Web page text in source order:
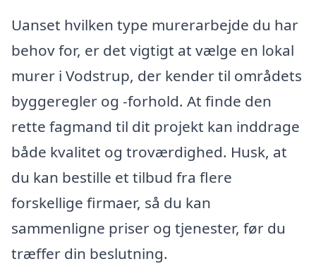
Uanset hvilken type murerarbejde du har
behov for, er det vigtigt at vælge en lokal
murer i Vodstrup, der kender til områdets
byggeregler og -forhold. At finde den
rette fagmand til dit projekt kan inddrage
både kvalitet og troværdighed. Husk, at
du kan bestille et tilbud fra flere
forskellige firmaer, så du kan
sammenligne priser og tjenester, før du
træffer din beslutning.